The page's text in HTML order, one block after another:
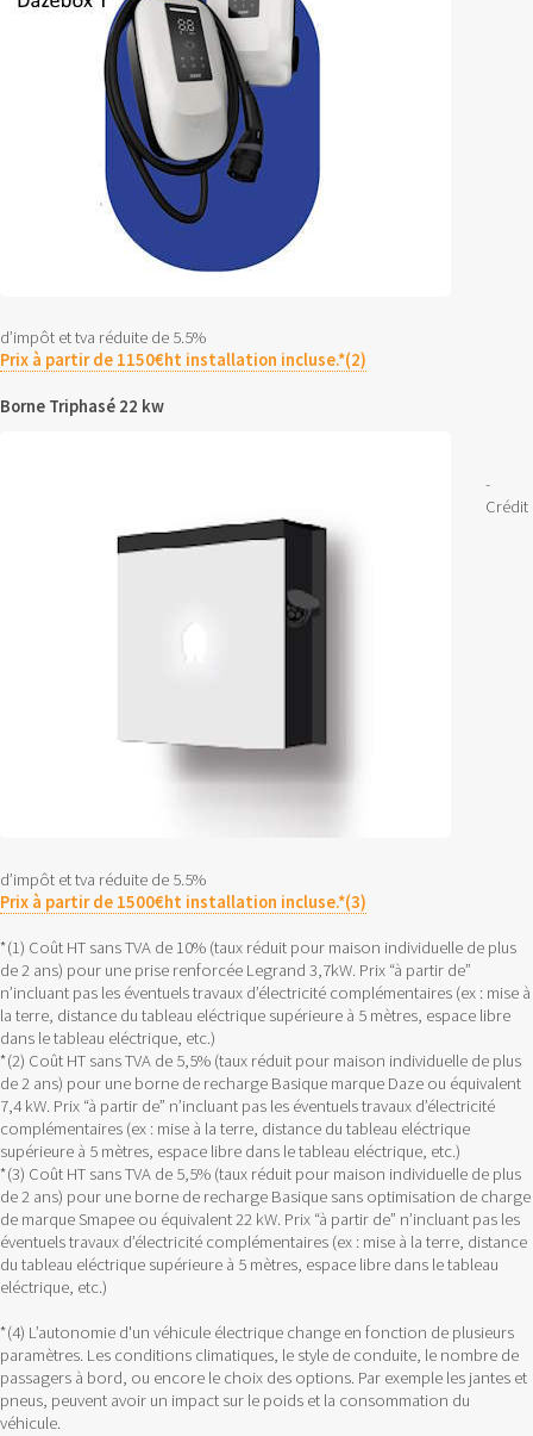
d’impôt et tva réduite de 5.5%
Prix à partir de 1150€ht installation incluse.*(2)
Borne Triphasé 22 kw
-
Crédit
d’impôt et tva réduite de 5.5%
Prix à partir de 1500€ht installation incluse.*(3)
*(1) Coût HT sans TVA de 10% (taux réduit pour maison individuelle de plus
de 2 ans) pour une prise renforcée Legrand 3,7kW. Prix “à partir de”
n’incluant pas les éventuels travaux d’électricité complémentaires (ex : mise à
la terre, distance du tableau eléctrique supérieure à 5 mètres, espace libre
dans le tableau eléctrique, etc.)
*(2) Coût HT sans TVA de 5,5% (taux réduit pour maison individuelle de plus
de 2 ans) pour une borne de recharge Basique marque Daze ou équivalent
7,4 kW. Prix “à partir de” n’incluant pas les éventuels travaux d’électricité
complémentaires (ex : mise à la terre, distance du tableau eléctrique
supérieure à 5 mètres, espace libre dans le tableau eléctrique, etc.)
*(3) Coût HT sans TVA de 5,5% (taux réduit pour maison individuelle de plus
de 2 ans) pour une borne de recharge Basique sans optimisation de charge
de marque Smapee ou équivalent 22 kW. Prix “à partir de” n’incluant pas les
éventuels travaux d’électricité complémentaires (ex : mise à la terre, distance
du tableau eléctrique supérieure à 5 mètres, espace libre dans le tableau
eléctrique, etc.)
*(4) L’autonomie d'un véhicule électrique change en fonction de plusieurs
paramètres. Les conditions climatiques, le style de conduite, le nombre de
passagers à bord, ou encore le choix des options. Par exemple les jantes et
pneus, peuvent avoir un impact sur le poids et la consommation du
véhicule.